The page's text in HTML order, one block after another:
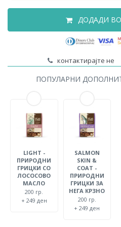
ДОДАДИ
контактирајте не
ПОПУЛАРНИ
LIGHT -
ПРИРОДНИ
ГРИЦКИ СО
ЛОСОСОВО
МАСЛО
200 гр.
+ 249 ден
SALMON
SKIN &
COAT -
ПРИРОДНИ
ГРИЦКИ ЗА
НЕГА КРЗНО
200 гр.
+ 249 ден